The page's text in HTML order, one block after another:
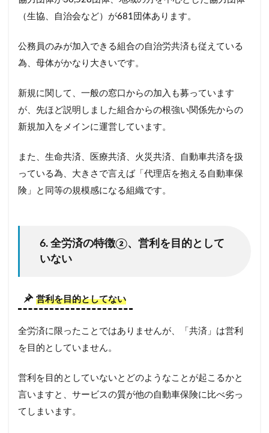
（生協、自治会など）が681団体あります。
公務員のみが加入できる組合の自治労共済も従えている
為、母体がかなり大きいです。
新規に関して、一般の窓口からの加入も募っています
が、先ほど説明しました組合からの根強い関係先からの
新規加入をメインに運営しています。
また、生命共済、医療共済、火災共済、自動車共済を扱
っている為、大きさで言えば「代理店を抱える自動車保
険」と同等の規模感になる組織です。
6. 全労済の特徴②、営利を目的として
いない
営利を目的としてない
全労済に限ったことではありませんが、「共済」は営利
を目的としていません。
営利を目的としていないとどのようなことが起こるかと
言いますと、サービスの質が他の自動車保険に比べ劣っ
てしまいます。